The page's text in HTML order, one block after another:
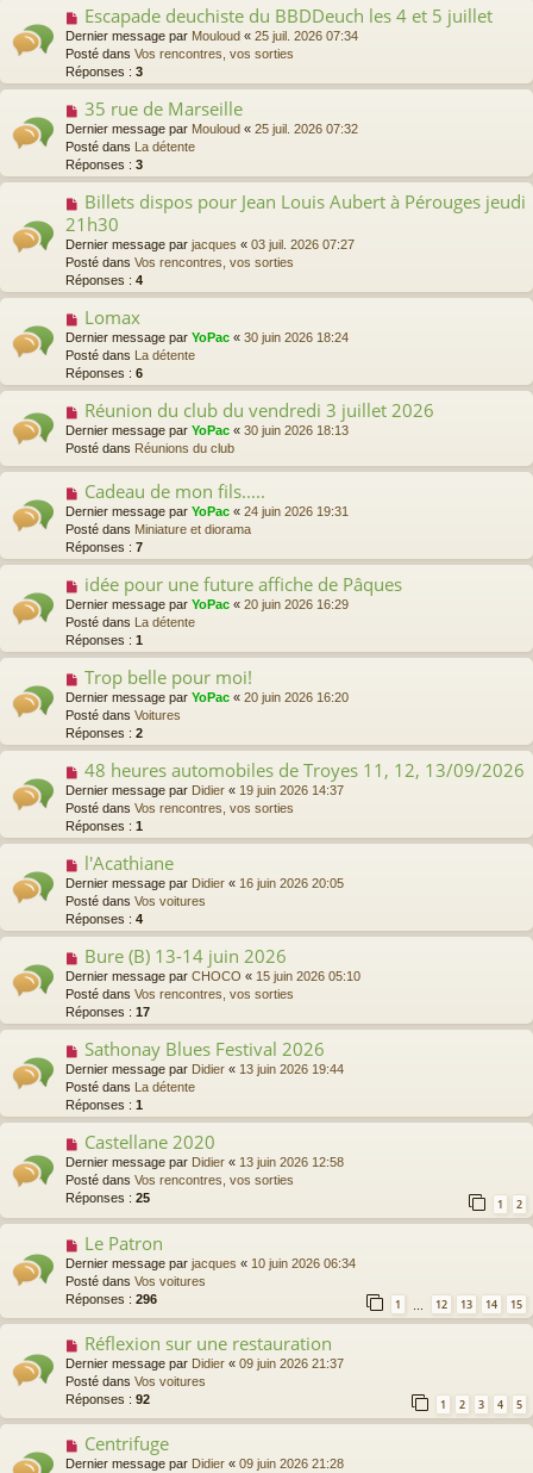
a
g
e
a
u
m
e
s
a
g
e
N
v
e
a
u
m
e
s
a
e
Escapade deuchiste du BBDDeuch les 4 et 5 juillet
Dernier message par Mouloud « 25 juil. 2026 07:34
Posté dans Vos rencontres, vos sorties
Réponses : 3
N
v
e
a
u
m
e
s
s
a
e
35 rue de Marseille
Dernier message par Mouloud « 25 juil. 2026 07:32
Posté dans
La détente
Réponses : 3
N
o
u
v
e
a
m
e
s
s
a
e
Billets dispos pour Jean Louis Aubert à Pérouges jeudi
21h30
Dernier message par jacques « 03 juil. 2026 07:27
Posté dans Vos rencontres, vos sorties
Réponses : 4
N
v
e
a
u
m
e
s
s
a
g
e
Lomax
Dernier message par YoPac « 30 juin 2026 18:24
Posté dans
La détente
Réponses : 6
N
a
u
m
e
s
s
a
g
e
Réunion du club du vendredi 3 juillet 2026
Dernier message par YoPac « 30 juin 2026 18:13
Posté dans Réunions du club
N
v
e
a
u
m
e
s
g
e
Cadeau de mon fils.....
Dernier message par YoPac « 24 juin 2026 19:31
Posté dans Miniature et diorama
Réponses : 7
N
v
e
a
m
e
s
a
g
e
idée pour une future affiche de Pâques
Dernier message par YoPac « 20 juin 2026 16:29
Posté dans
La détente
Réponses : 1
N
v
e
m
e
s
a
g
e
Trop belle pour moi!
Dernier message par YoPac « 20 juin 2026 16:20
Posté dans Voitures
Réponses : 2
N
v
e
a
u
m
e
s
a
g
e
48 heures automobiles de Troyes 11, 12, 13/09/2026
Dernier message par Didier « 19 juin 2026 14:37
Posté dans Vos rencontres, vos sorties
Réponses : 1
N
v
e
a
u
m
e
s
a
g
e
l'Acathiane
Dernier message par Didier « 16 juin 2026 20:05
Posté dans Vos voitures
Réponses : 4
N
v
e
a
u
m
e
s
a
g
e
Bure (B) 13-14 juin 2026
Dernier message par CHOCO « 15 juin 2026 05:10
Posté dans Vos rencontres, vos sorties
Réponses : 17
N
v
e
m
e
s
s
g
e
Sathonay Blues Festival 2026
Dernier message par Didier « 13 juin 2026 19:44
Posté dans
La détente
Réponses : 1
N
v
a
m
e
s
s
a
g
e
Castellane 2020
Dernier message par Didier « 13 juin 2026 12:58
Posté dans Vos rencontres, vos sorties
Réponses : 25 1 2
N
v
e
a
m
e
s
s
Le Patron
Dernier message par jacques « 10 juin 2026 06:34
Posté dans Vos voitures
Réponses : 296 1 … 12 13 14 15
N
v
e
a
u
m
Réflexion sur une restauration
Dernier message par Didier « 09 juin 2026 21:37
Posté dans Vos voitures
Réponses : 92 1 2 3 4 5
N
o
Centrifuge
Dernier message par Didier « 09 juin 2026 21:28